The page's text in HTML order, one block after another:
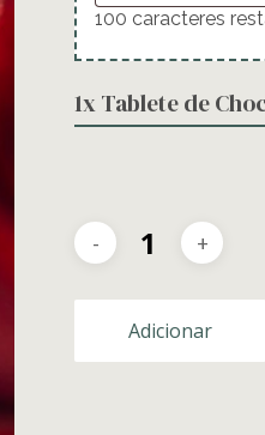
100 caracteres
1xTablete de
Adicionar